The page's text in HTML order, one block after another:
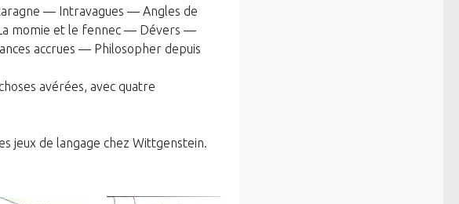
— Intravagues — Angles de
momie et le fennec — Dévers —
accrues — Philosopher depuis
avérées, avec quatre
jeux de langage chez Wittgenstein.